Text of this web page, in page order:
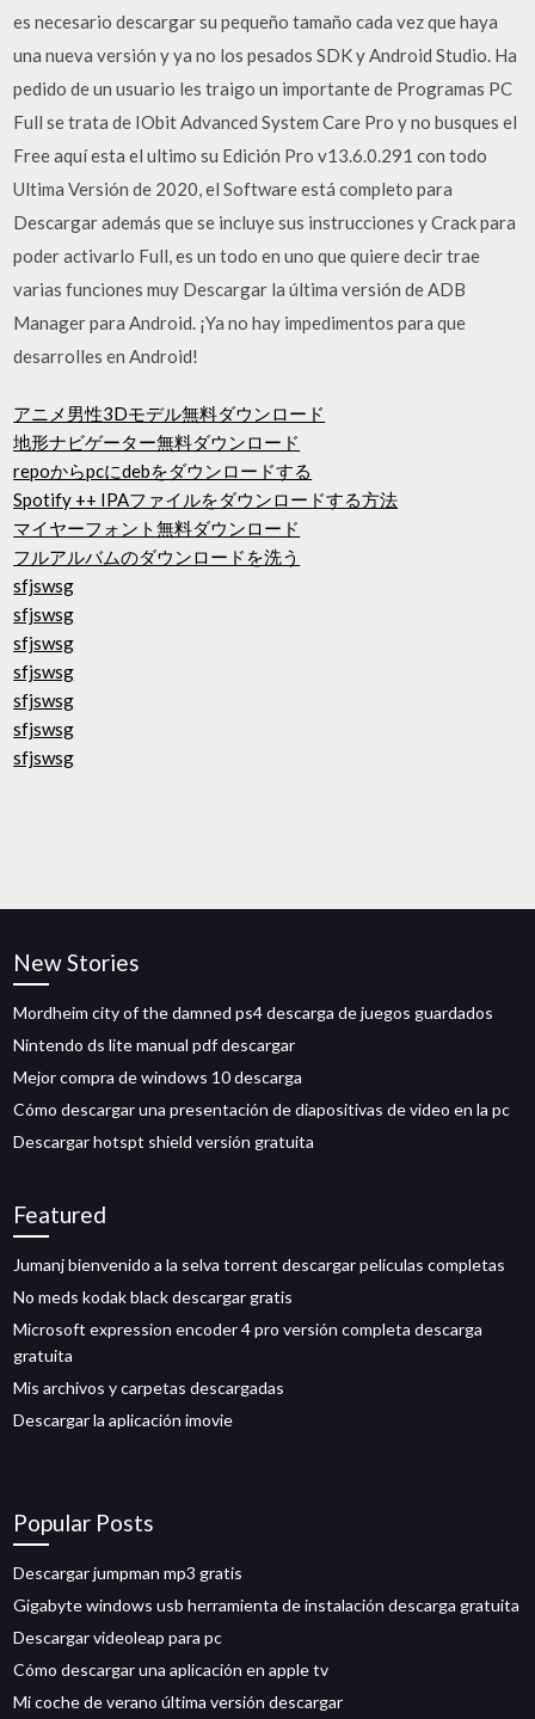
es necesario descargar su pequeño tamaño cada vez que haya
una nueva versión y ya no los pesados SDK y Android Studio. Ha
pedido de un usuario les traigo un importante de Programas PC
Full se trata de IObit Advanced System Care Pro y no busques el
Free aquí esta el ultimo su Edición Pro v13.6.0.291 con todo
Ultima Versión de 2020, el Software está completo para
Descargar además que se incluye sus instrucciones y Crack para
poder activarlo Full, es un todo en uno que quiere decir trae
varias funciones muy Descargar la última versión de ADB
Manager para Android. ¡Ya no hay impedimentos para que
desarrolles en Android!
アニメ男性3Dモデル無料ダウンロード
地形ナビゲーター無料ダウンロード
repoからpcにdebをダウンロードする
Spotify ++ IPAファイルをダウンロードする方法
マイヤーフォント無料ダウンロード
フルアルバムのダウンロードを洗う
sfjswsg
sfjswsg
sfjswsg
sfjswsg
sfjswsg
sfjswsg
sfjswsg
New Stories
Mordheim city of the damned ps4 descarga de juegos guardados
Nintendo ds lite manual pdf descargar
Mejor compra de windows 10 descarga
Cómo descargar una presentación de diapositivas de video en la pc
Descargar hotspt shield versión gratuita
Featured
Jumanj bienvenido a la selva torrent descargar películas completas
No meds kodak black descargar gratis
Microsoft expression encoder 4 pro versión completa descarga
gratuita
Mis archivos y carpetas descargadas
Descargar la aplicación imovie
Popular Posts
Descargar jumpman mp3 gratis
Gigabyte windows usb herramienta de instalación descarga gratuita
Descargar videoleap para pc
Cómo descargar una aplicación en apple tv
Mi coche de verano última versión descargar